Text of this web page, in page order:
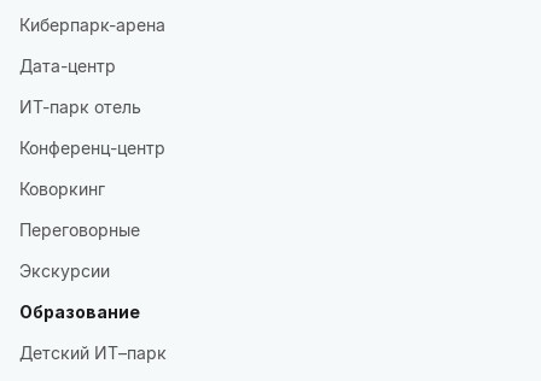
Киберпарк-арена
Дата-центр
ИТ-парк отель
Конференц-центр
Коворкинг
Переговорные
Экскурсии
Образование
Детский ИТ–парк